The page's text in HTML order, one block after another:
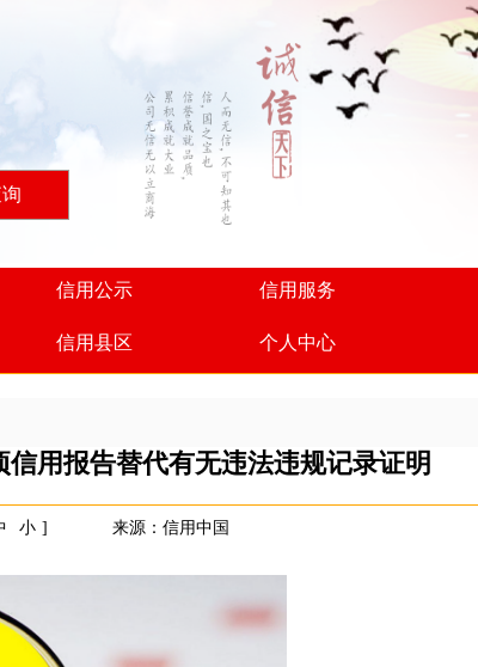
信用公示 信用服务
信用县区 个人中心
用报告替代有无违法违规记录证明
小 ] 来源：信用中国